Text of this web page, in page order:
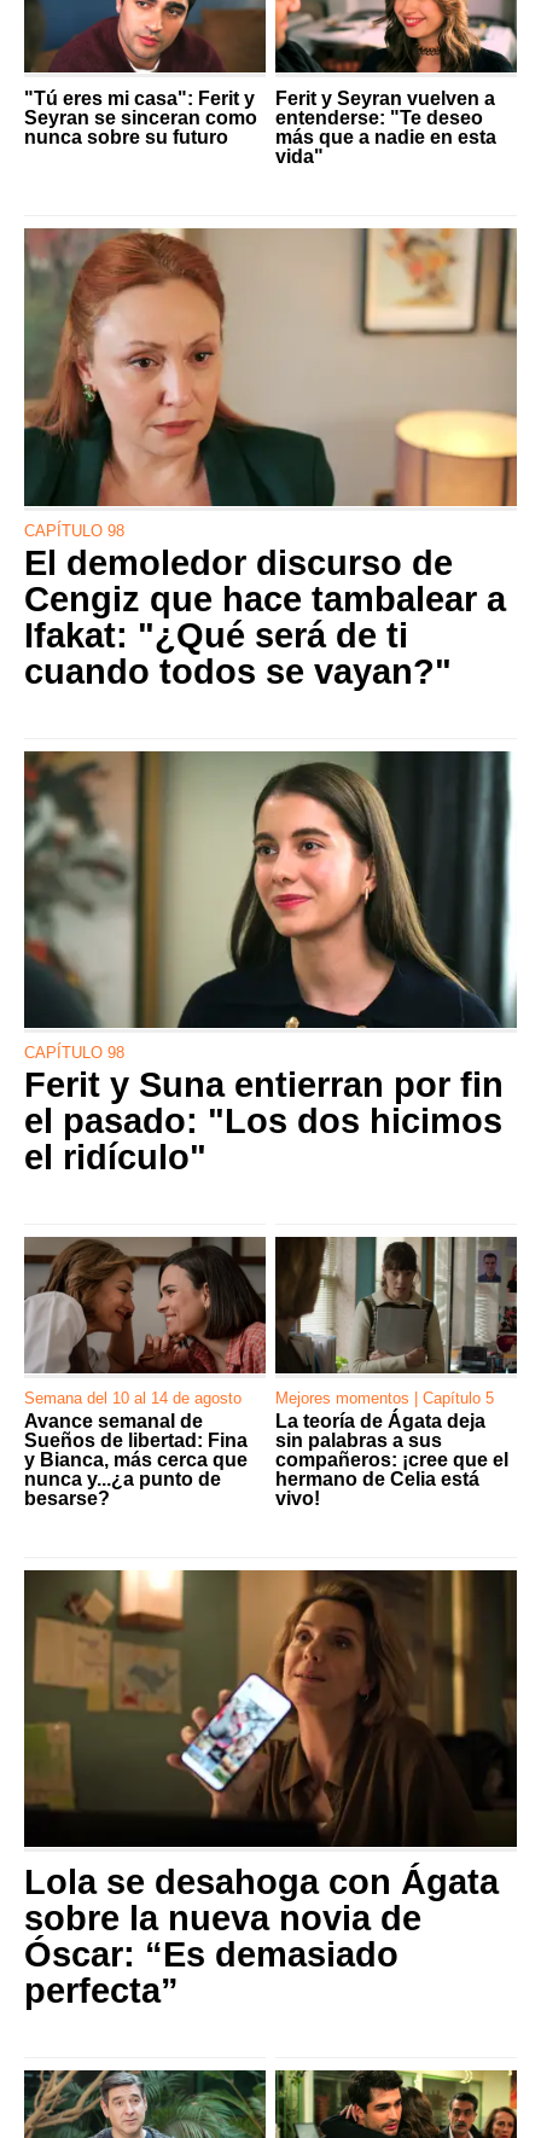
"Tú eres mi casa": Ferit y
Seyran se sinceran como
nunca sobre su futuro
Ferit y Seyran vuelven a
entenderse: "Te deseo
más que a nadie en esta
vida"
CAPÍTULO 98
El demoledor discurso de
Cengiz que hace tambalear a
Ifakat: "¿Qué será de ti
cuando todos se vayan?"
CAPÍTULO 98
Ferit y Suna entierran por fin
el pasado: "Los dos hicimos
el ridículo"
Semana del 10 al 14 de agosto
Avance semanal de
Sueños de libertad: Fina
y Bianca, más cerca que
nunca y...¿a punto de
besarse?
Mejores momentos | Capítulo 5
La teoría de Ágata deja
sin palabras a sus
compañeros: ¡cree que el
hermano de Celia está
vivo!
Lola se desahoga con Ágata
sobre la nueva novia de
Óscar: “Es demasiado
perfecta”